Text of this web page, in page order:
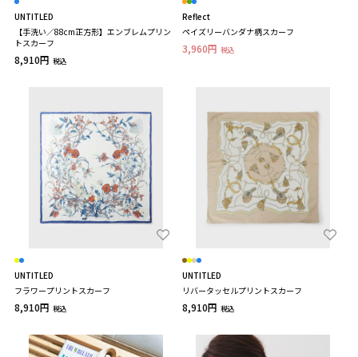
UNTITLED
【手洗い／88cm正方形】エンブレムプリン
トスカーフ
8,910円 税込
Reflect
ペイズリーバンダナ柄スカーフ
3,960円 税込
UNTITLED
フラワープリントスカーフ
8,910円 税込
UNTITLED
リバータッセルプリントスカーフ
8,910円 税込